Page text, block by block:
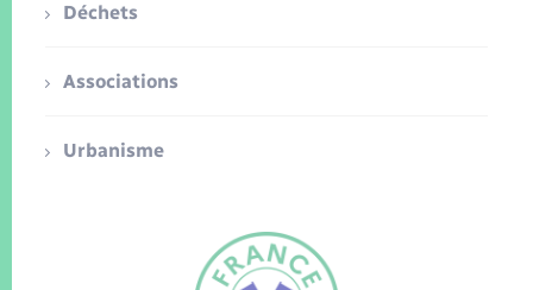
Déchets
Associations
Urbanisme